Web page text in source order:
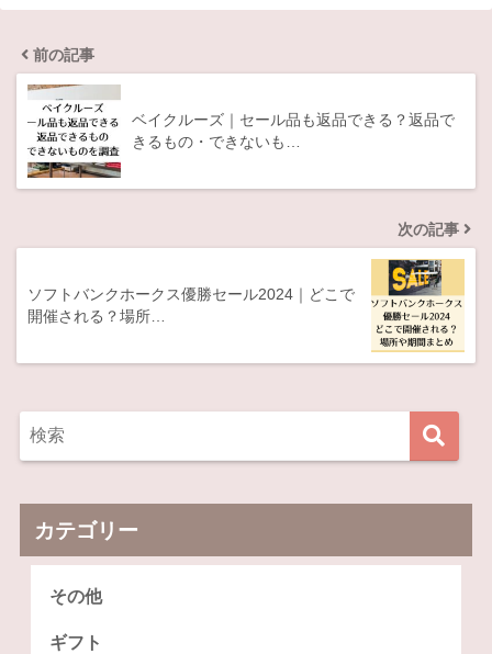
前の記事
ベイクルーズ｜セール品も返品できる？返品で
きるもの・できないも…
次の記事
ソフトバンクホークス優勝セール2024｜どこで
開催される？場所…
カテゴリー
その他
ギフト